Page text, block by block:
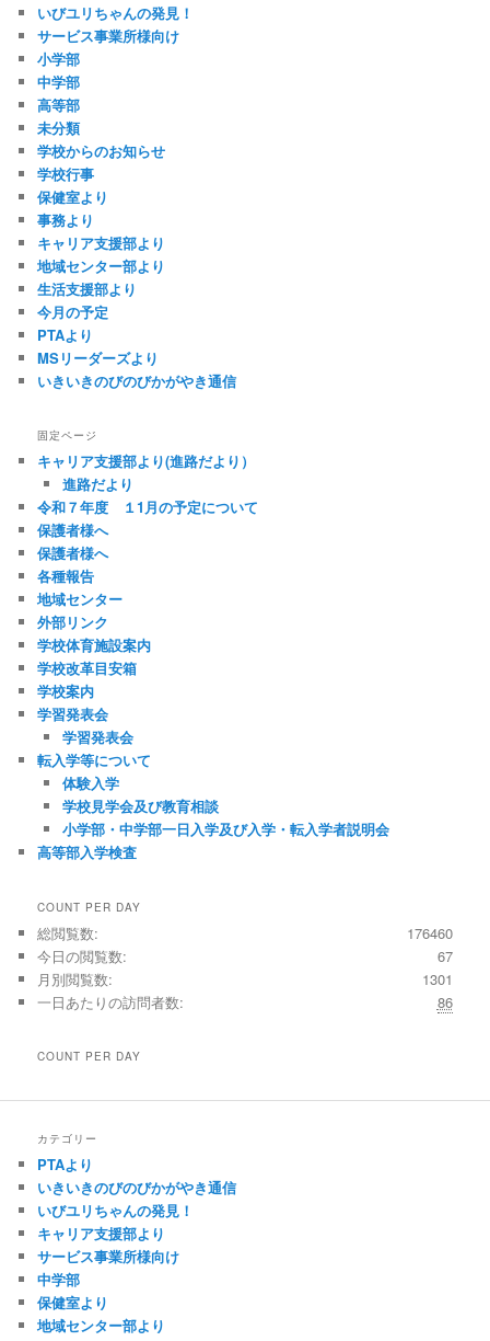
いびユリちゃんの発見！
サービス事業所様向け
小学部
中学部
高等部
未分類
学校からのお知らせ
学校行事
保健室より
事務より
キャリア支援部より
地域センター部より
生活支援部より
今月の予定
PTAより
MSリーダーズより
いきいきのびのびかがやき通信
固定ページ
キャリア支援部より(進路だより）
進路だより
令和７年度 １1月の予定について
保護者様へ
保護者様へ
各種報告
地域センター
外部リンク
学校体育施設案内
学校改革目安箱
学校案内
学習発表会
学習発表会
転入学等について
体験入学
学校見学会及び教育相談
小学部・中学部一日入学及び入学・転入学者説明会
高等部入学検査
COUNT PER DAY
176460
総閲覧数:
67
今日の閲覧数:
1301
月別閲覧数:
86
一日あたりの訪問者数:
COUNT PER DAY
カテゴリー
PTAより
いきいきのびのびかがやき通信
いびユリちゃんの発見！
キャリア支援部より
サービス事業所様向け
中学部
保健室より
地域センター部より